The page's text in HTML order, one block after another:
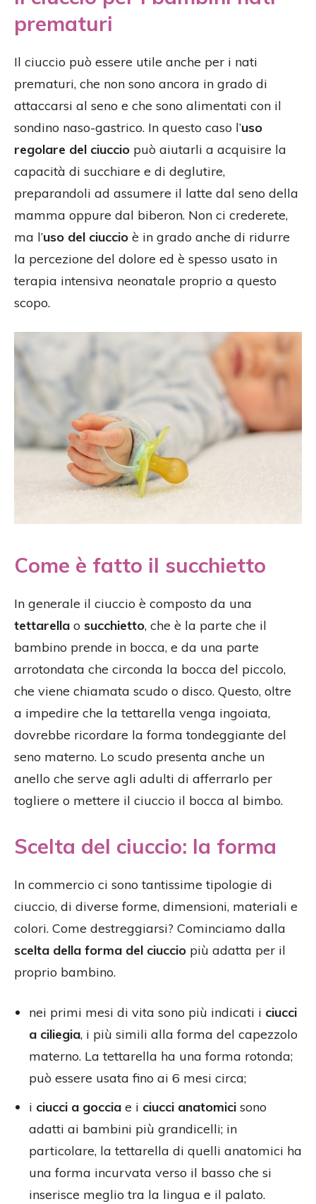
prematuri
Il ciuccio può essere utile anche per i nati
prematuri, che non sono ancora in grado di
attaccarsi al seno e che sono alimentati con il
sondino naso-gastrico. In questo caso l’uso
regolare del ciuccio può aiutarli a acquisire la
capacità di succhiare e di deglutire,
preparandoli ad assumere il latte dal seno della
mamma oppure dal biberon. Non ci crederete,
ma l’uso del ciuccio è in grado anche di ridurre
la percezione del dolore ed è spesso usato in
terapia intensiva neonatale proprio a questo
scopo.
Come è fatto il succhietto
In generale il ciuccio è composto da una
tettarella o succhietto, che è la parte che il
bambino prende in bocca, e da una parte
arrotondata che circonda la bocca del piccolo,
che viene chiamata scudo o disco. Questo, oltre
a impedire che la tettarella venga ingoiata,
dovrebbe ricordare la forma tondeggiante del
seno materno. Lo scudo presenta anche un
anello che serve agli adulti di afferrarlo per
togliere o mettere il ciuccio il bocca al bimbo.
Scelta del ciuccio: la forma
In commercio ci sono tantissime tipologie di
ciuccio, di diverse forme, dimensioni, materiali e
colori. Come destreggiarsi? Cominciamo dalla
scelta della forma del ciuccio più adatta per il
proprio bambino.
nei primi mesi di vita sono più indicati i ciucci
a ciliegia, i più simili alla forma del capezzolo
materno. La tettarella ha una forma rotonda;
può essere usata fino ai 6 mesi circa;
i ciucci a goccia e i ciucci anatomici sono
adatti ai bambini più grandicelli; in
particolare, la tettarella di quelli anatomici ha
una forma incurvata verso il basso che si
inserisce meglio tra la lingua e il palato.